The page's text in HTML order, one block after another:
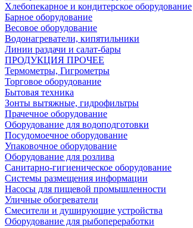
Хлебопекарное и кондитерское оборудование
Барное оборудование
Весовое оборудование
Водонагреватели, кипятильники
Линии раздачи и салат-бары
ПРОДУКЦИЯ ПРОЧЕЕ
Термометры, Гигрометры
Торговое оборудование
Бытовая техника
Зонты вытяжные, гидрофильтры
Прачечное оборудование
Оборудование для водоподготовки
Посудомоечное оборудование
Упаковочное оборудование
Оборудование для розлива
Санитарно-гигиеническое оборудование
Системы размещения информации
Насосы для пищевой промышленности
Уличные обогреватели
Смесители и душирующие устройства
Оборудование для рыбопереработки